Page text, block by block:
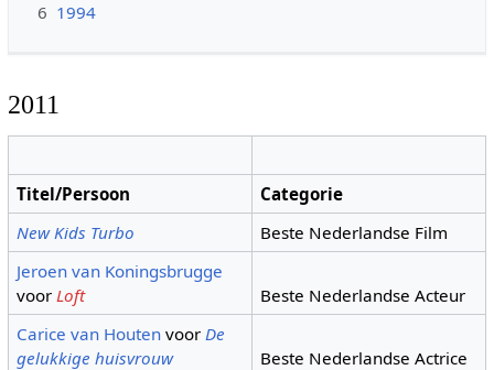
6 1994
2011
Titel/Persoon
Categorie
New Kids Turbo
Beste Nederlandse Film
Jeroen van Koningsbrugge
voor Loft
Beste Nederlandse Acteur
Carice van Houten voor De
gelukkige huisvrouw
Beste Nederlandse Actrice